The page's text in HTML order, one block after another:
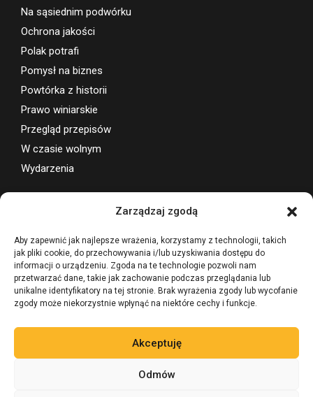
Zarządzaj zgodą
Aby zapewnić jak najlepsze wrażenia, korzystamy z technologii, takich
jak pliki cookie, do przechowywania i/lub uzyskiwania dostępu do
informacji o urządzeniu. Zgoda na te technologie pozwoli nam
przetwarzać dane, takie jak zachowanie podczas przeglądania lub
unikalne identyfikatory na tej stronie. Brak wyrażenia zgody lub wycofanie
zgody może niekorzystnie wpłynąć na niektóre cechy i funkcje.
Akceptuję
Odmów
Na sąsiednim podwórku
Ochrona jakości
Polak potrafi
Pomysł na biznes
Powtórka z historii
Prawo winiarskie
Przegląd przepisów
W czasie wolnym
Wydarzenia